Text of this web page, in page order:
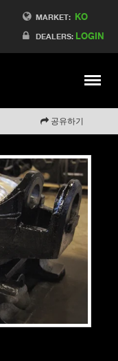
MARKET: KO
DEALERS: LOGIN
Meny
공유하기